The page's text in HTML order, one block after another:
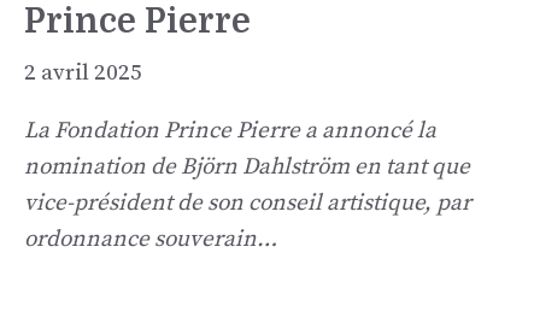
Prince Pierre
2 avril 2025
La Fondation Prince Pierre a annoncé la
nomination de Björn Dahlström en tant que
vice-président de son conseil artistique, par
ordonnance souverain…